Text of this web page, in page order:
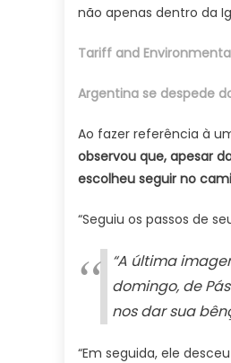
não apenas dentro da
Tariff and
Argentina se despede
Ao fazer referência à
observou que, apesar
escolheu seguir no
“Seguiu os passos de
“A última
domingo, de
nos dar sua
“Em seguida, ele